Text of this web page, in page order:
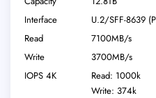
Interface
U.2/​SFF-8639
Read
7100MB/s
Write
3700MB/s
IOPS 4K
Read: 1000k
Write: 374k